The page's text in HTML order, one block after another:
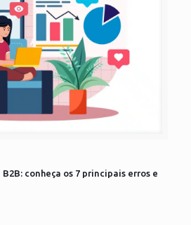
conheça os 7 principais erros e